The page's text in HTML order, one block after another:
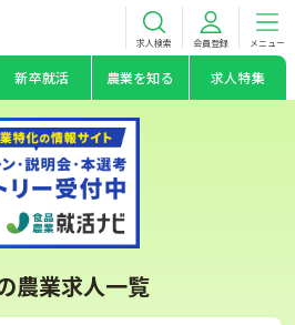
求人検索 会員登録 メニュー
新卒就活 農業を知る 求人特集
農業求人一覧